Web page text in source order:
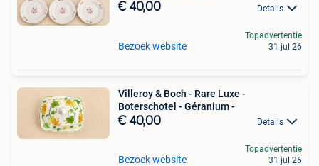
€ 40,00 Details
Bezoek website
Topadvertentie
31 jul 26
Villeroy & Boch - Rare Luxe -
Boterschotel - Géranium -
€ 40,00 Details
Bezoek website
Topadvertentie
31 jul 26